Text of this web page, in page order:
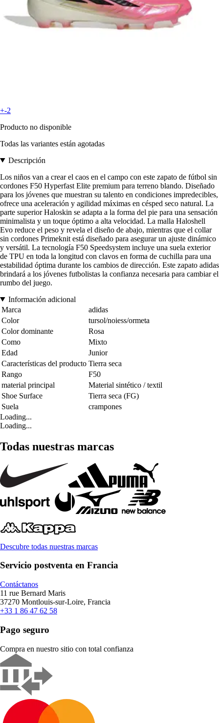
+-2
Producto no disponible
Todas las variantes están agotadas
Descripción
Los niños van a crear el caos en el campo con este zapato de fútbol sin
cordones F50 Hyperfast Elite premium para terreno blando. Diseñado
para los jóvenes que muestran su talento en condiciones impredecibles,
ofrece una aceleración y agilidad máximas en césped seco natural. La
parte superior Haloskin se adapta a la forma del pie para una sensación
minimalista y un toque óptimo a alta velocidad. La malla Haloshell
Evo reduce el peso y revela el diseño de abajo, mientras que el collar
sin cordones Primeknit está diseñado para asegurar un ajuste dinámico
y versátil. La tecnología F50 Speedsystem incluye una suela exterior
de TPU en toda la longitud con clavos en forma de cuchilla para una
estabilidad óptima durante los cambios de dirección. Este zapato adidas
brindará a los jóvenes futbolistas la confianza necesaria para cambiar el
rumbo del juego.
Información adicional
Marca
adidas
Color
tursol/noiess/ormeta
Color dominante
Rosa
Como
Mixto
Edad
Junior
Características del producto Tierra seca
Rango
F50
material principal
Material sintético / textil
Shoe Surface
Tierra seca (FG)
Suela
crampones
Loading...
Loading...
Todas nuestras marcas
Descubre todas nuestras marcas
Servicio postventa en Francia
Contáctanos
11 rue Bernard Maris
37270 Montlouis-sur-Loire, Francia
+33 1 86 47 62 58
Pago seguro
Compra en nuestro sitio con total confianza